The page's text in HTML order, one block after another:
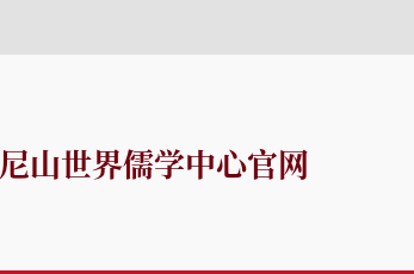
尼山世界儒学中心官网